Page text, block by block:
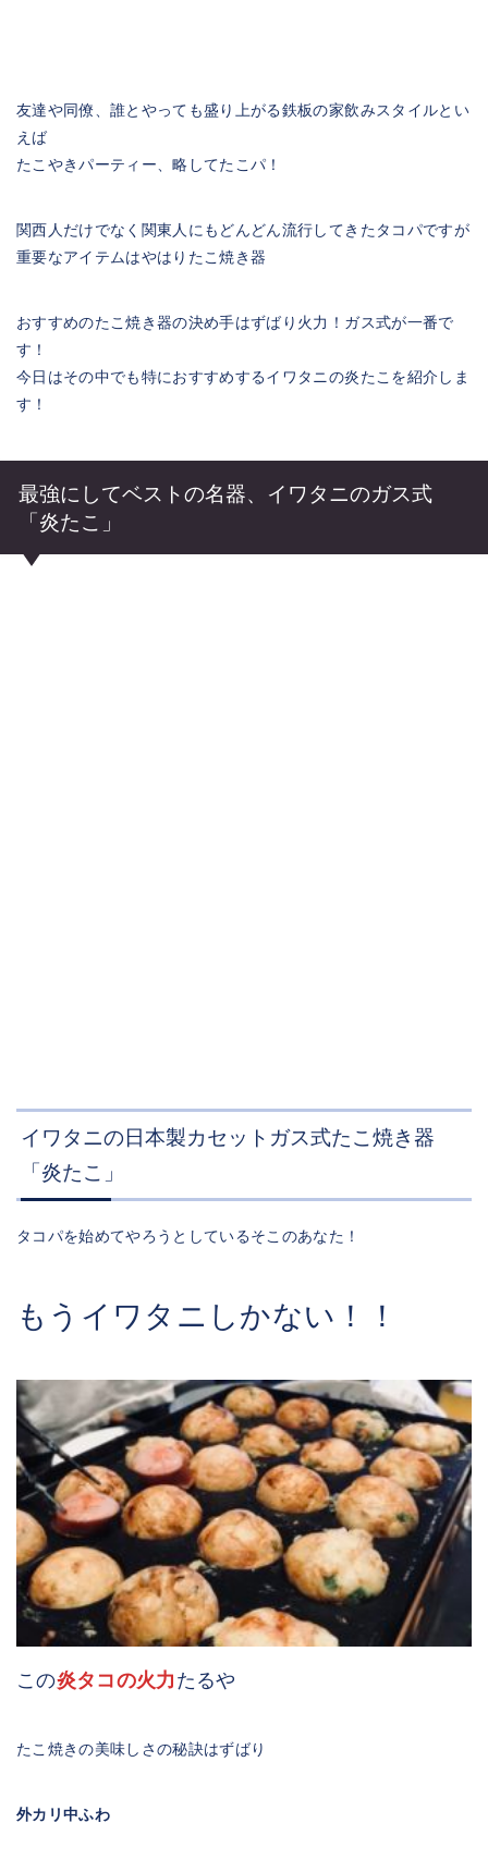
友達や同僚、誰とやっても盛り上がる鉄板の家飲みスタイルとい
えば
たこやきパーティー、略してたこパ！
関西人だけでなく関東人にもどんどん流行してきたタコパですが
重要なアイテムはやはりたこ焼き器
おすすめのたこ焼き器の決め手はずばり火力！ガス式が一番で
す！
今日はその中でも特におすすめするイワタニの炎たこを紹介しま
す！
最強にしてベストの名器、イワタニのガス式
「炎たこ」
イワタニの日本製カセットガス式たこ焼き器
「炎たこ」
タコパを始めてやろうとしているそこのあなた！
もうイワタニしかない！！
この炎タコの火力たるや
たこ焼きの美味しさの秘訣はずばり
外カリ中ふわ